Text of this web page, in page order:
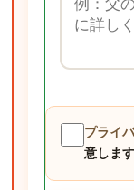
プライ
意します